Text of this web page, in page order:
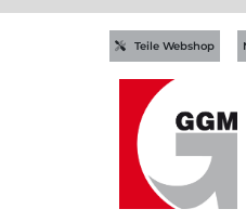
Teile Webshop